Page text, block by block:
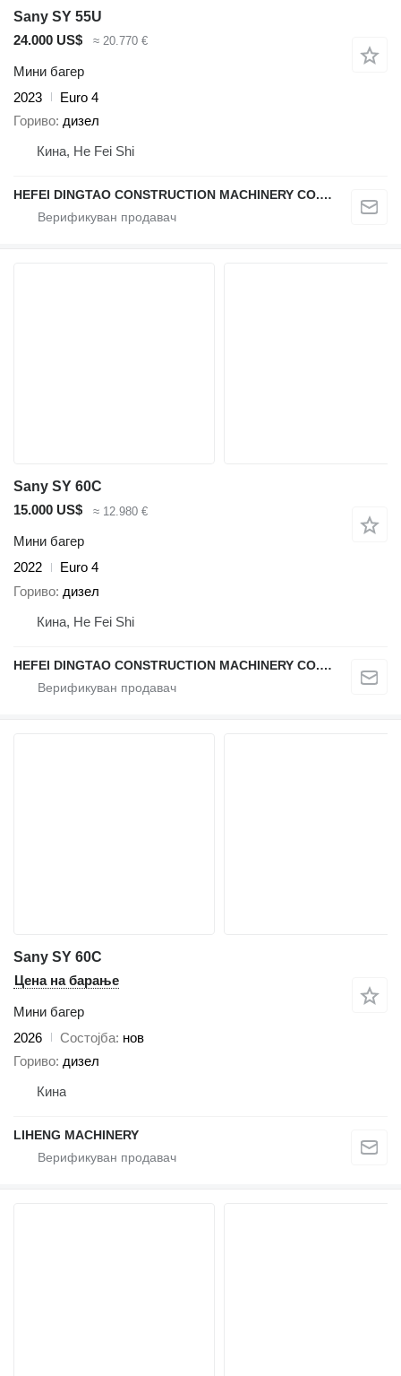
Sany SY 55U
24.000 US$
≈ 20.770 €
Мини багер
2023
Euro 4
Гориво дизел
Кина, He Fei Shi
HEFEI DINGTAO CONSTRUCTION MACHINERY CO., LIMITED
Sany SY 60C
15.000 US$
≈ 12.980 €
Мини багер
2022
Euro 4
Гориво дизел
Кина, He Fei Shi
HEFEI DINGTAO CONSTRUCTION MACHINERY CO., LIMITED
Sany SY 60C
Цена на барање
Мини багер
2026
Состојба нов
Гориво дизел
Кина
LIHENG MACHINERY